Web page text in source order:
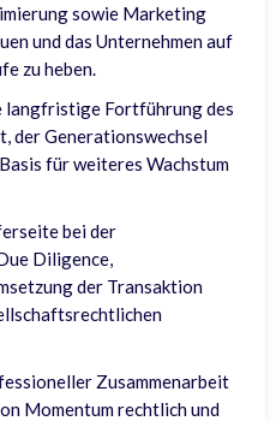
sowie Marketing
und das Unternehmen auf
zu heben.
langfristige Fortführung des
der Generationswechsel
für weiteres Wachstum
bei der
Diligence,
der Transaktion
Zusammenarbeit
Momentum rechtlich und